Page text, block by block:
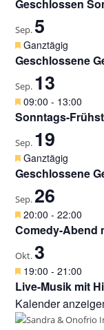
g
h
o
b
n
v
o
r
g
h
o
b
n
Geschlossen
Sep.5
H
e
v
o
r
g
h
o
b
n
Ganztägig
Geschlossene
Sep. 13
H
e
v
o
r
g
h
o
b
n
09:00 - 13:00
Sonntags-
Sep. 19
H
e
v
o
r
g
h
o
b
e
n
Ganztägig
Geschlossene
Sep.26
H
e
v
o
r
g
e
h
20:00 -22:00
Comedy-Abend
Okt. 3
H
e
v
o
19:00 -21:00
Live-Musik mit
Kalender